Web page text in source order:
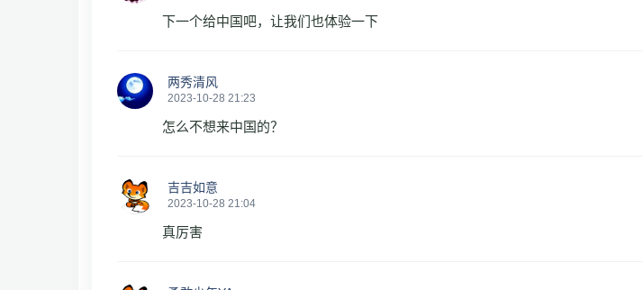
下一个给中国吧，让我们也体验一下
两秀清风
2023-10-28 21:23
怎么不想来中国的？
吉吉如意
2023-10-28 21:04
真厉害